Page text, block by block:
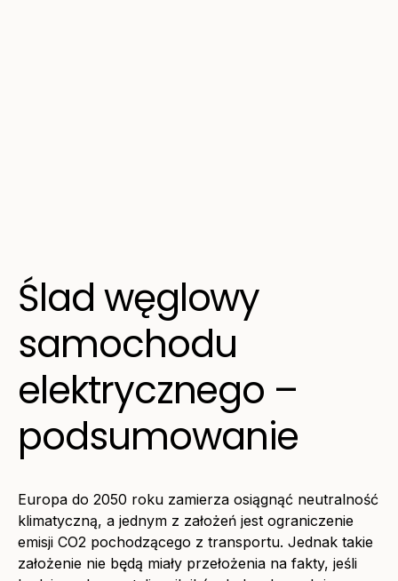
Ślad węglowy
samochodu
elektrycznego –
podsumowanie
Europa do 2050 roku zamierza osiągnąć neutralność
klimatyczną, a jednym z założeń jest ograniczenie
emisji CO2 pochodzącego z transportu. Jednak takie
założenie nie będą miały przełożenia na fakty, jeśli